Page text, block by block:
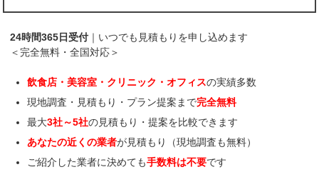
24時間365日受付 ｜いつでも見積もりを申し込めます
＜完全無料・全国対応＞
飲食店・美容室・クリニック・オフィスの実績多数
現地調査・見積もり・プラン提案まで完全無料
最大3社～5社の見積もり・提案を比較できます
あなたの近くの業者が見積もり（現地調査も無料）
ご紹介した業者に決めても手数料は不要です